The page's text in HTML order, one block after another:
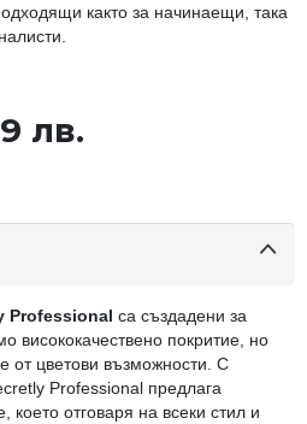
както за начинаещи, така
лв.
Professional са създадени за
висококачествено покритие, но
от цветови възможности. С
Professional предлага
което отговаря на всеки стил и